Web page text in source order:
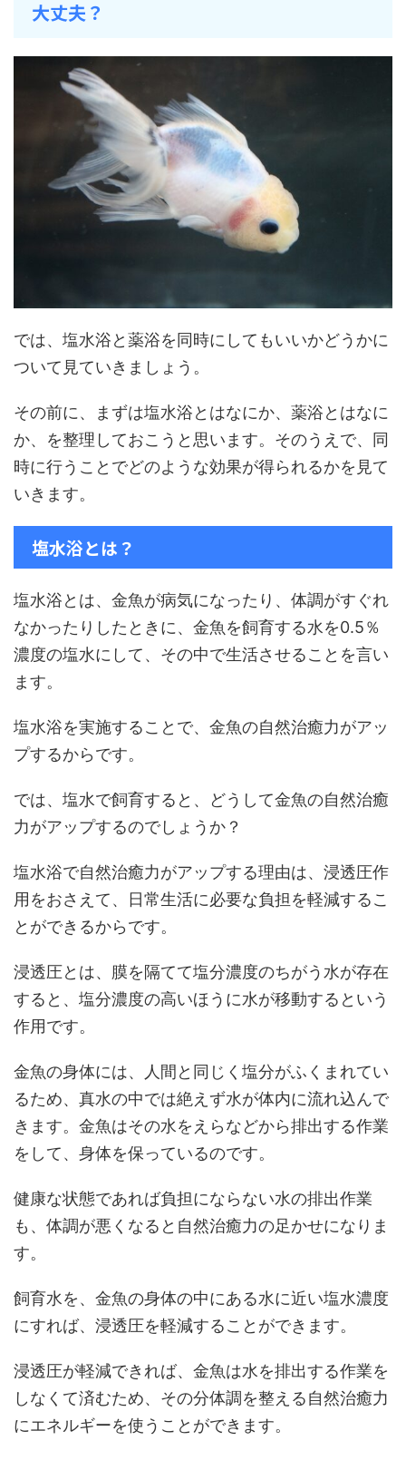
大丈夫？
では、塩水浴と薬浴を同時にしてもいいかどうかに
ついて見ていきましょう。
その前に、まずは塩水浴とはなにか、薬浴とはなに
か、を整理しておこうと思います。そのうえで、同
時に行うことでどのような効果が得られるかを見て
いきます。
塩水浴とは？
塩水浴とは、金魚が病気になったり、体調がすぐれ
なかったりしたときに、金魚を飼育する水を0.5％
濃度の塩水にして、その中で生活させることを言い
ます。
塩水浴を実施することで、金魚の自然治癒力がアッ
プするからです。
では、塩水で飼育すると、どうして金魚の自然治癒
力がアップするのでしょうか？
塩水浴で自然治癒力がアップする理由は、浸透圧作
用をおさえて、日常生活に必要な負担を軽減するこ
とができるからです。
浸透圧とは、膜を隔てて塩分濃度のちがう水が存在
すると、塩分濃度の高いほうに水が移動するという
作用です。
金魚の身体には、人間と同じく塩分がふくまれてい
るため、真水の中では絶えず水が体内に流れ込んで
きます。金魚はその水をえらなどから排出する作業
をして、身体を保っているのです。
健康な状態であれば負担にならない水の排出作業
も、体調が悪くなると自然治癒力の足かせになりま
す。
飼育水を、金魚の身体の中にある水に近い塩水濃度
にすれば、浸透圧を軽減することができます。
浸透圧が軽減できれば、金魚は水を排出する作業を
しなくて済むため、その分体調を整える自然治癒力
にエネルギーを使うことができます。